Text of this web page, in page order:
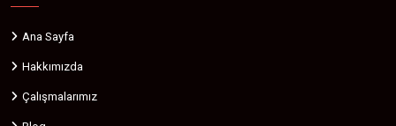
Ana Sayfa
Hakkımızda
Çalışmalarımız